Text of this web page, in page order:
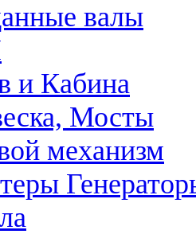
валы
и Кабина
Мосты
механизм